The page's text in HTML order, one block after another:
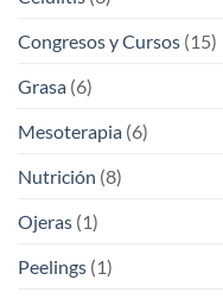
Congresos y Cursos (15)
Grasa (6)
Mesoterapia (6)
Nutrición (8)
Ojeras (1)
Peelings (1)